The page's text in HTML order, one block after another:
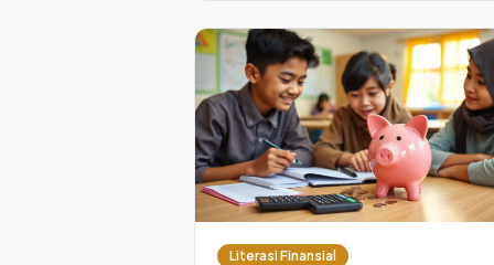
Literasi Finansial